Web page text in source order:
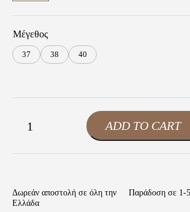
Μέγεθος
37 38 40
Xti
ADD TO CART
Δωρεάν αποστολή σε όλη την
Ελλάδα
Παράδοση σε 1-5